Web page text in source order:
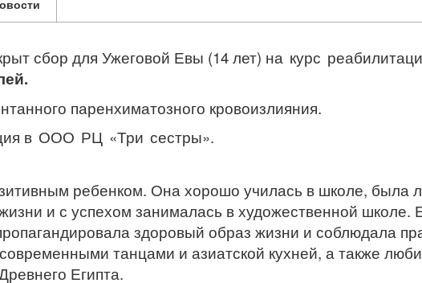
сбор для Ужеговой Евы (14 лет) на курс
паренхиматозного кровоизлияния.
в ООО РЦ «Три сестры».
ребенком. Она хорошо училась в школе, была
и с успехом занималась в художественной
здоровый образ жизни и соблюдала
танцами и азиатской кухней, а также
Египта.